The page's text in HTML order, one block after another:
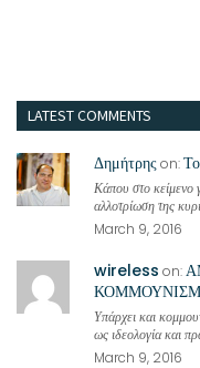
LATEST COMMENTS
Δημήτρης on:
Κάπου στο κείμενο
αλλοτρίωση της
March 9, 2016
wireless on:
Υπάρχει και
ως ιδεολογία και
March 9, 2016